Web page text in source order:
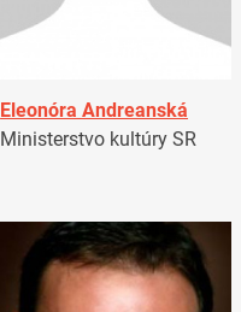
Eleonóra Andreanská
Ministerstvo kultúry SR